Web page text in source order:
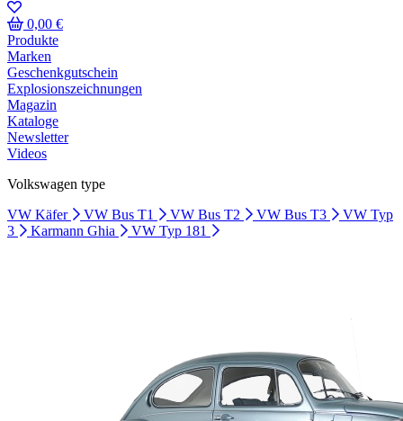
0,00 €
Produkte
Marken
Geschenkgutschein
Explosionszeichnungen
Magazin
Kataloge
Newsletter
Videos
Volkswagen type
VW Käfer
VW Bus T1 VW Bus T2 VW Bus T3
VW Typ
3
Karmann Ghia VW Typ 181